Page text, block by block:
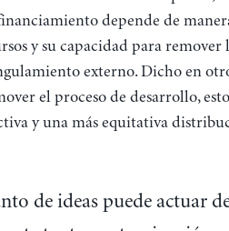
depende de
y su capacidad para remover
externo. Dicho en
el proceso de desarrollo, esto
y una más equitativa
de ideas puede actuar